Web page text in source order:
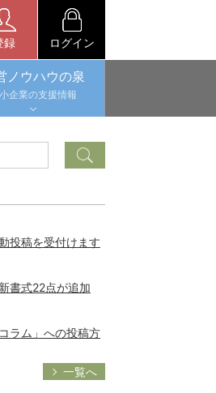
録 ログイン
ノウハウの泉
企業の支援情報
投稿を受付けます
書式22点が追加
ラム」への投稿方
一覧へ